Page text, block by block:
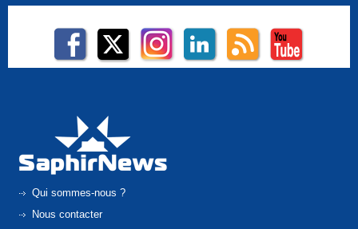
Qui sommes-nous ?
Nous contacter